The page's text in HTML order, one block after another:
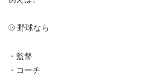
⚾ 野球なら
・監督
・コーチ